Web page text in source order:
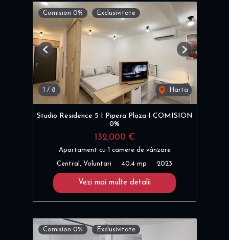
Comision 0% Exclusivitate
1 / 8 Harta
Previous Next
Studio Residence 5 I Pipera Plaza I COMISION
0%
132,000 €
Apartament cu 1 camere de vânzare
Central, Voluntari 40.4 mp 2023
Vezi mai multe detalii
Comision 0% Exclusivitate